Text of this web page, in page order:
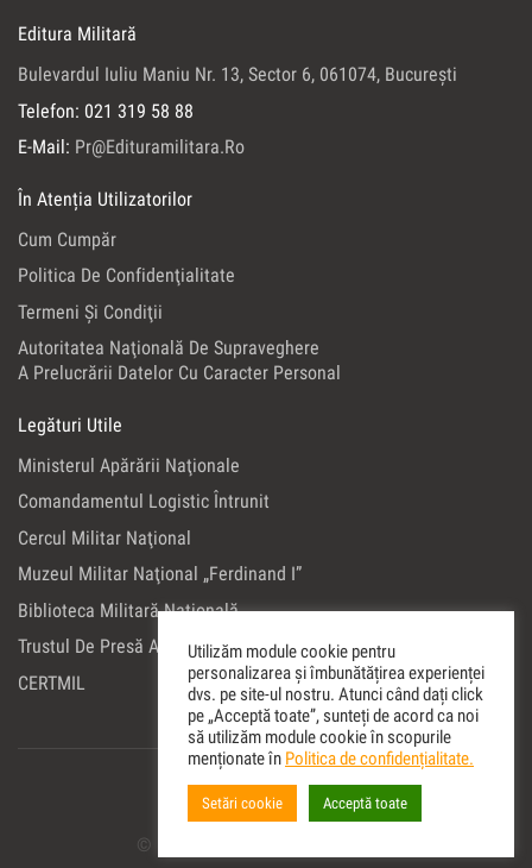
Editura Militară
Bulevardul Iuliu Maniu Nr. 13, Sector 6, 061074, Bucureşti
Telefon: 021 319 58 88
E-Mail: Pr@edituramilitara.ro
În Atenția Utilizatorilor
Cum Cumpăr
Politica De Confidenţialitate
Termeni Şi Condiţii
Autoritatea Naţională De Supraveghere
A Prelucrării Datelor Cu Caracter Personal
Legături Utile
Ministerul Apărării Naţionale
Comandamentul Logistic Întrunit
Cercul Militar Naţional
Muzeul Militar Naţional „Ferdinand I”
Biblioteca Militară Naţională
Trustul De Presă Al Ministerului Apărării Naţionale
CERTMIL
© Copyright 2022 Editura Militara
Utilizăm module cookie pentru
personalizarea și îmbunătățirea experienței
dvs. pe site-ul nostru. Atunci când dați click
pe „Acceptă toate”, sunteți de acord ca noi
să utilizăm module cookie în scopurile
menționate în Politica de confidențialitate.
Setări cookie Acceptă toate